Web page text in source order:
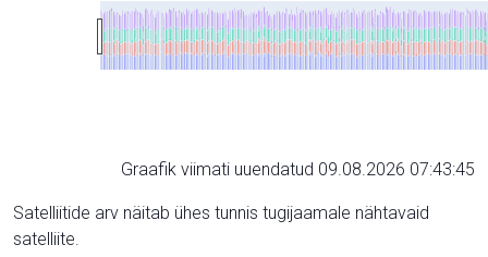
Graafik viimati uuendatud 09.08.2026 07:43:45
Satelliitide arv näitab ühes tunnis tugijaamale nähtavaid
satelliite.